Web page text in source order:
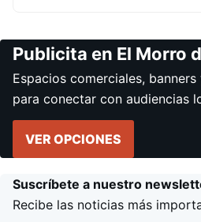
Publicita en El Morro
Espacios comerciales,
para conectar con audiencias
VER OPCIONES
Suscríbete a nuestro
Recibe las noticias más